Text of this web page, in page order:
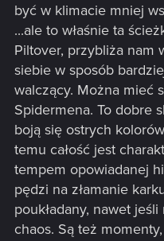
być w klimacie mniej
...ale to właśnie ta
Piltover, przybliża nam
siebie w sposób
walczący. Można mieć
Spidermena. To dobre
boją się ostrych
temu całość jest
tempem opowiadanej
pędzi na złamanie
poukładany, nawet
chaos. Są też